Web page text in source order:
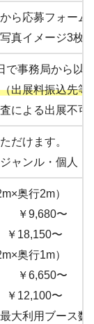
から応募フォーム
真イメージ3枚
で事務局から以
出展料振込先等
よる出展不可
だけます。
ャンル・個人
奥行2m）
￥9,680〜
￥18,150〜
奥行1m）
￥6,650〜
￥12,100〜
大利用ブース数